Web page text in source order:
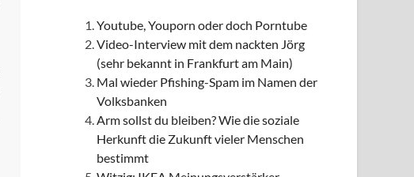
Youtube, Youporn oder doch Porntube
Video-Interview mit dem nackten Jörg
(sehr bekannt in Frankfurt am Main)
Mal wieder Pfishing-Spam im Namen der
Volksbanken
Arm sollst du bleiben? Wie die soziale
Herkunft die Zukunft vieler Menschen
bestimmt